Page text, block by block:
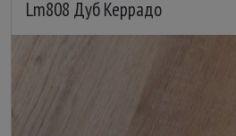
Lm808 Дуб Керрадо